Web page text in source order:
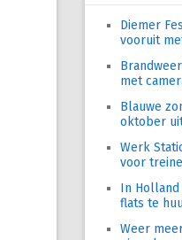
Diemer
vooruit
met
Blauwe
oktober
Werk
voor
In Holland
flats te
Weer